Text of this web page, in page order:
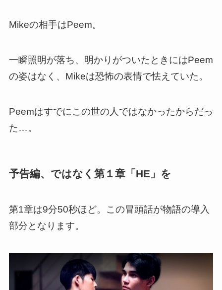
Mikeの相手はPeem。
一瞬照明が落ち、明かりがついたときにはPeem
の姿はなく、Mikeは恐怖の表情で怯えていた。
Peemはすでにこの世の人ではなかったからだっ
た…。
予告編、ではなく第１章「HE」を
第1章は9分50秒ほど。この冒頭話が物語の導入
部分となります。
この動画を YouTube で視聴